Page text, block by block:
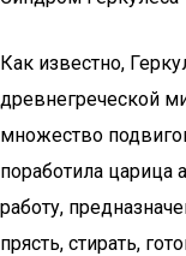
Как известно,
древнегреческой
множество
поработила царица
работу,
прясть, стирать,